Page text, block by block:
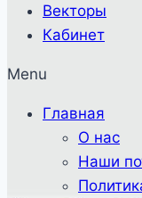
Векторы
Кабинет
Menu
Главная
О нас
Наши